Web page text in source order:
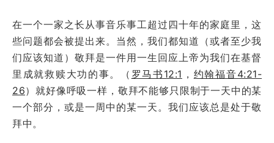
在一个一家之长从事音乐事工超过四十年的家庭里，这
些问题都会被提出来。当然，我们都知道（或者至少我
们应该知道）敬拜是一件用一生回应上帝为我们在基督
里成就救赎大功的事。（ 罗马书12:1 ， 约翰福音4:21-
26）就好像呼吸一样，敬拜不能够只限制于一天中的某
一个部分，或是一周中的某一天。我们应该总是处于敬
拜中。